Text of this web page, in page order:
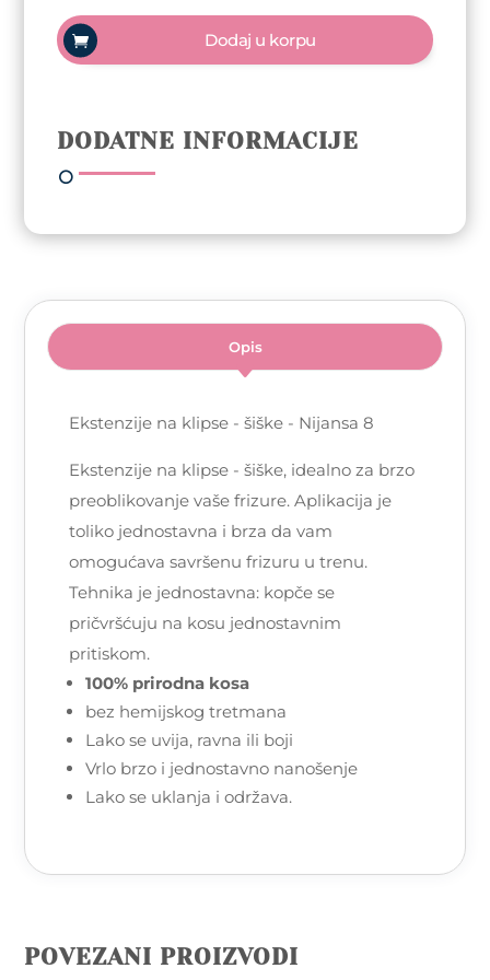
-
šiške
količina
Dodaj u korpu
DODATNE INFORMACIJE
Opis
Ekstenzije na klipse - šiške - Nijansa 8
Ekstenzije na klipse - šiške, idealno za brzo
preoblikovanje vaše frizure. Aplikacija je
toliko jednostavna i brza da vam
omogućava savršenu frizuru u trenu.
Tehnika je jednostavna: kopče se
pričvršćuju na kosu jednostavnim
pritiskom.
100% prirodna kosa
bez hemijskog tretmana
Lako se uvija, ravna ili boji
Vrlo brzo i jednostavno nanošenje
Lako se uklanja i održava.
POVEZANI PROIZVODI